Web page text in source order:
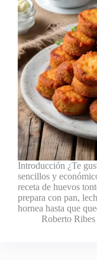
Introducción ¿Te
sencillos y
receta de huevos
prepara con pan,
hornea hasta que
Roberto Ribes